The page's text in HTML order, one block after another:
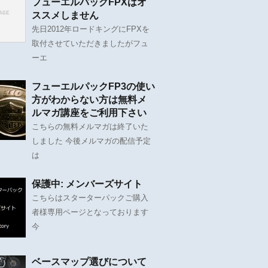
フューエルパックFPXはオ
ススメしません
先日2012年ロードキングにFPXを
取付させていただきましたがフュ
ーエ
フューエルパックFP3の使い
方がわからない方は無料メ
ルマガ講座をご利用下さい
こちらの無料メルマガは終了いた
しました 今後メルマガの配信予定
は
保護中: メンバーズサイト
こちらはスターターパックご購入
者様専用ページとなっております
今
ベースマップ選びについて